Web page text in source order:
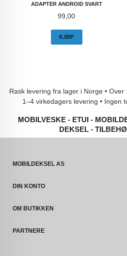
ADAPTER ANDROID SVART
Pris
99,00
KJØP
Rask levering fra lager i Norge •
1–4 virkedagers levering • Ingen
MOBILVESKE - ETUI -
DEKSEL -
MOBILDEKSEL AS
DIN KONTO
OM BUTIKKEN
PARTNERE